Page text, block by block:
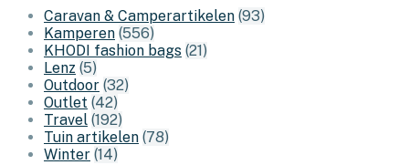
Caravan & Camperartikelen (93)
Kamperen (556)
KHODI fashion bags (21)
Lenz (5)
Outdoor (32)
Outlet (42)
Travel (192)
Tuin artikelen (78)
Winter (14)